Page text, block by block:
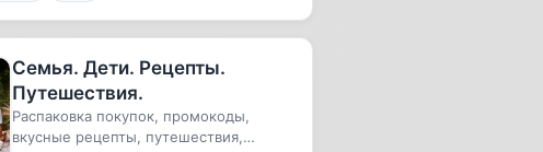
Семья. Дети. Рецепты.
Путешествия.
Распаковка покупок, промокоды,
вкусные рецепты, путешествия,